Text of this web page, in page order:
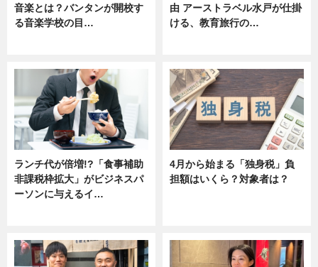
音楽とは？バンタンが開校す
る音楽学校の目…
由 アーストラベル水戸が仕掛
ける、教育旅行の…
ランチ代が倍増!?「食事補助
非課税枠拡大」がビジネスパ
ーソンに与えるイ…
4月から始まる「独身税」負
担額はいくら？対象者は？